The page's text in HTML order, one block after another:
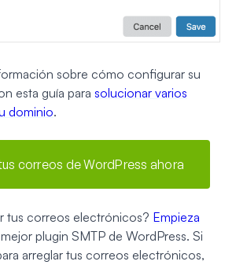
sobre cómo configurar su
esta guía para solucionar varios
dominio.
correos de WordPress ahora
tus correos electrónicos? Empieza
plugin SMTP de WordPress. Si
arreglar tus correos electrónicos,